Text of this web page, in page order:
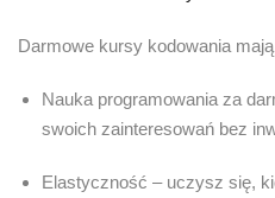
Darmowe kursy kodowania
Nauka programowania za
swoich zainteresowań bez
Elastyczność – uczysz się,